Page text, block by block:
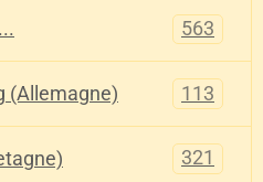
563
(Allemagne) 113
321